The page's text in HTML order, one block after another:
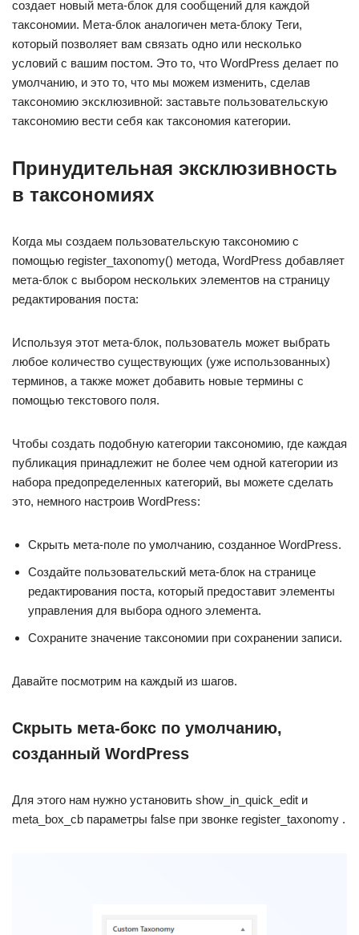
создает новый мета-блок для сообщений для каждой
таксономии. Мета-блок аналогичен мета-блоку Теги,
который позволяет вам связать одно или несколько
условий с вашим постом. Это то, что WordPress делает по
умолчанию, и это то, что мы можем изменить, сделав
таксономию эксклюзивной: заставьте пользовательскую
таксономию вести себя как таксономия категории.
Принудительная эксклюзивность
в таксономиях
Когда мы создаем пользовательскую таксономию с
помощью register_taxonomy() метода, WordPress добавляет
мета-блок с выбором нескольких элементов на страницу
редактирования поста:
Используя этот мета-блок, пользователь может выбрать
любое количество существующих (уже использованных)
терминов, а также может добавить новые термины с
помощью текстового поля.
Чтобы создать подобную категории таксономию, где каждая
публикация принадлежит не более чем одной категории из
набора предопределенных категорий, вы можете сделать
это, немного настроив WordPress:
Скрыть мета-поле по умолчанию, созданное WordPress.
Создайте пользовательский мета-блок на странице
редактирования поста, который предоставит элементы
управления для выбора одного элемента.
Сохраните значение таксономии при сохранении записи.
Давайте посмотрим на каждый из шагов.
Скрыть мета-бокс по умолчанию,
созданный WordPress
Для этого нам нужно установить show_in_quick_edit и
meta_box_cb параметры false при звонке register_taxonomy .